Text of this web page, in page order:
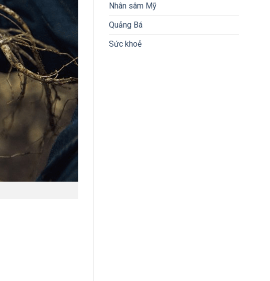
Nhân sâm Mỹ
Quảng Bá
Sức khoẻ